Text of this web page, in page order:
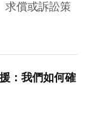
求償或訴訟策
：我們如何確